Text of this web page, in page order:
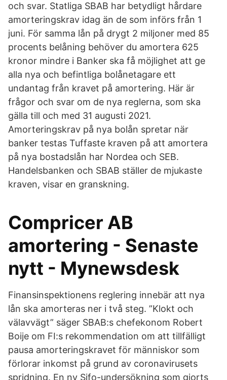
och svar. Statliga SBAB har betydligt hårdare
amorteringskrav idag än de som införs från 1
juni. För samma lån på drygt 2 miljoner med 85
procents belåning behöver du amortera 625
kronor mindre i Banker ska få möjlighet att ge
alla nya och befintliga bolånetagare ett
undantag från kravet på amortering. Här är
frågor och svar om de nya reglerna, som ska
gälla till och med 31 augusti 2021.
Amorteringskrav på nya bolån spretar när
banker testas Tuffaste kraven på att amortera
på nya bostadslån har Nordea och SEB.
Handelsbanken och SBAB ställer de mjukaste
kraven, visar en granskning.
Compricer AB
amortering - Senaste
nytt - Mynewsdesk
Finansinspektionens reglering innebär att nya
lån ska amorteras ner i två steg. ”Klokt och
välavvägt” säger SBAB:s chefekonom Robert
Boije om FI:s rekommendation om att tillfälligt
pausa amorteringskravet för människor som
förlorar inkomst på grund av coronavirusets
spridning. En ny Sifo-undersökning som gjorts